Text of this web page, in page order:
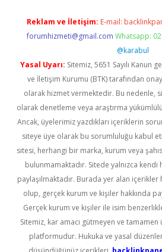
Reklam ve İletişim: E-mail:
forumhizmeti@gmail.com Whatsapp:
@karabul
Yasal Uyarı: Sitemiz, 5651 Sayılı Kanun
ve İletişim Kurumu (BTK) tarafından
olarak hizmet vermektedir. Bu nedenle,
olarak denetleme veya araştırma
Ancak, üyelerimiz yazdıkları içeriklerin
siteye üye olarak bu sorumluluğu kabul
sitesi, herhangi bir marka, kurum veya
bulunmamaktadır. Sitede yalnızca kendi
paylaşılmaktadır. Burada yer alan
olup, gerçek kurum ve kişiler hakkında
Gerçek kurum ve kişiler ile isim
Sitemiz, kar amacı gütmeyen ve
platformudur. Hukuka ve yasal